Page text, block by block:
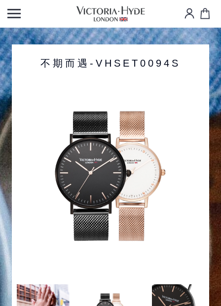
不期而遇-VHSET0094S